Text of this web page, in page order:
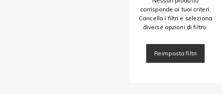
corrisponde ai tuoi criteri.
Cancella i filtri e seleziona
diverse opzioni di filtro.
Reimposta filtri